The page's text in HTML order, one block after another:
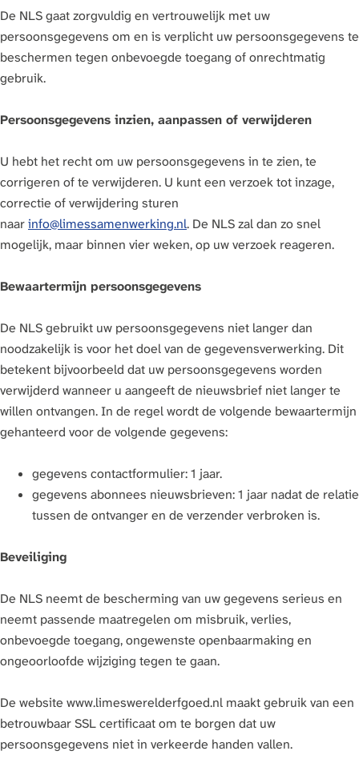
De NLS gaat zorgvuldig en vertrouwelijk met uw
persoonsgegevens om en is verplicht uw persoonsgegevens te
beschermen tegen onbevoegde toegang of onrechtmatig
gebruik.
Persoonsgegevens inzien, aanpassen of verwijderen
U hebt het recht om uw persoonsgegevens in te zien, te
corrigeren of te verwijderen. U kunt een verzoek tot inzage,
correctie of verwijdering sturen
naarinfo@limessamenwerking.nl. De NLS zal dan zo snel
mogelijk, maar binnen vier weken, op uw verzoek reageren.
Bewaartermijn persoonsgegevens
De NLS gebruikt uw persoonsgegevens niet langer dan
noodzakelijk is voor het doel van de gegevensverwerking. Dit
betekent bijvoorbeeld dat uw persoonsgegevens worden
verwijderd wanneer u aangeeft de nieuwsbrief niet langer te
willen ontvangen. In de regel wordt de volgende bewaartermijn
gehanteerd voor de volgende gegevens:
gegevens contactformulier: 1 jaar.
gegevens abonnees nieuwsbrieven: 1 jaar nadat de relatie
tussen de ontvanger en de verzender verbroken is.
Beveiliging
De NLS neemt de bescherming van uw gegevens serieus en
neemt passende maatregelen om misbruik, verlies,
onbevoegde toegang, ongewenste openbaarmaking en
ongeoorloofde wijziging tegen te gaan.
De website www.limeswerelderfgoed.nl maakt gebruik van een
betrouwbaar SSL certificaat om te borgen dat uw
persoonsgegevens niet in verkeerde handen vallen.